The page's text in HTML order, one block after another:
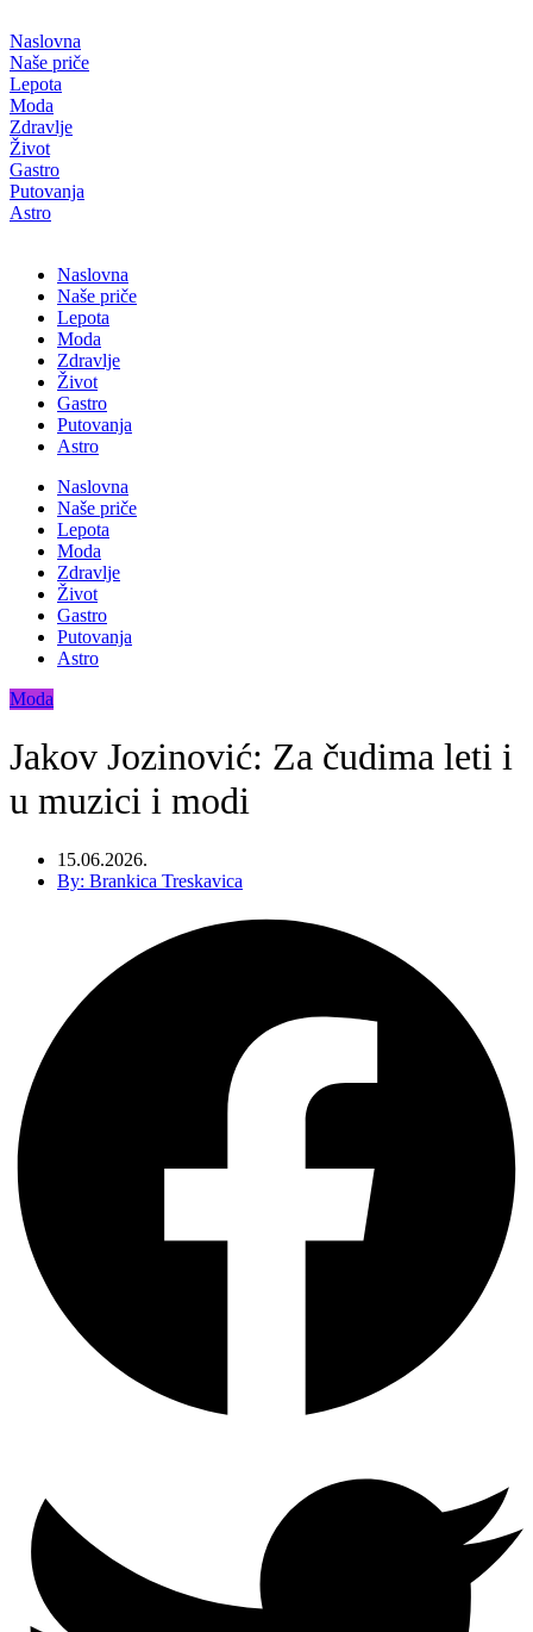
на
садржај
Naslovna
Naše priče
Lepota
Moda
Zdravlje
Život
Gastro
Putovanja
Astro
Naslovna
Naše priče
Lepota
Moda
Zdravlje
Život
Gastro
Putovanja
Astro
Naslovna
Naše priče
Lepota
Moda
Zdravlje
Život
Gastro
Putovanja
Astro
Moda
Jakov Jozinović: Za čudima leti i
u muzici i modi
15.06.2026.
By: Brankica Treskavica